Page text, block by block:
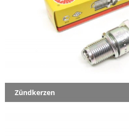
Zündkerzen